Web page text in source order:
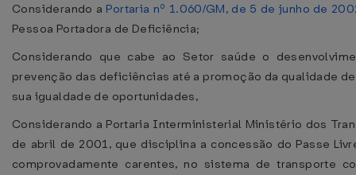
Considerando a Portaria nº 1.060/GM, de 5 de junho de
Pessoa Portadora de Deficiência;
Considerando que cabe ao Setor saúde o
prevenção das deficiências até a promoção da qualidade
sua igualdade de oportunidades,
Considerando a Portaria Interministerial Ministério dos
de abril de 2001, que disciplina a concessão do Passe
comprovadamente carentes, no sistema de transporte